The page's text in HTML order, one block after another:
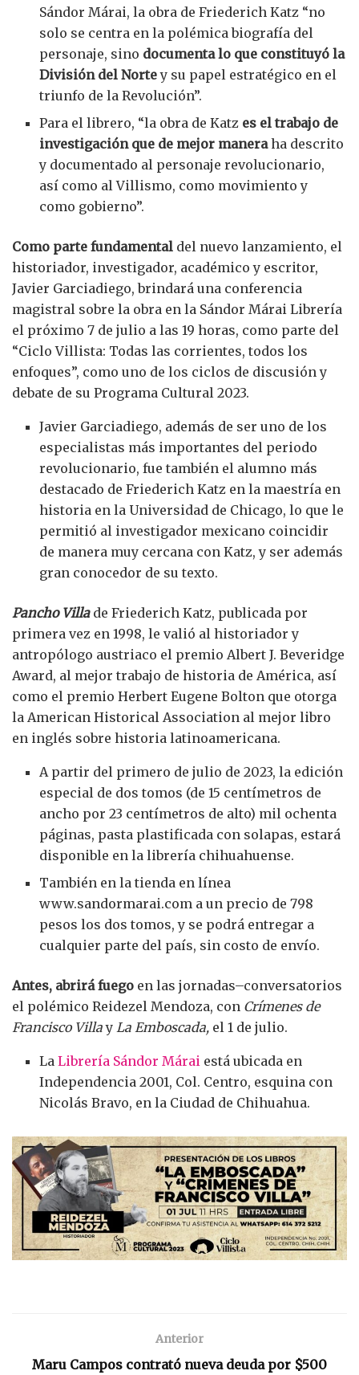
Sándor Márai, la obra de Friederich Katz “no
solo se centra en la polémica biografía del
personaje, sino documenta lo que constituyó la
División del Nortey su papel estratégico en el
triunfo de la Revolución”.
Para el librero, “la obra de Katz es el trabajo de
investigación que de mejor maneraha descrito
y documentado al personaje revolucionario,
así como al Villismo, como movimiento y
como gobierno”.
Como parte fundamental del nuevo lanzamiento, el
historiador, investigador, académico y escritor,
Javier Garciadiego, brindará una conferencia
magistral sobre la obra en la Sándor Márai Librería
el próximo 7 de julio a las 19 horas, como parte del
“Ciclo Villista: Todas las corrientes, todos los
enfoques”, como uno de los ciclos de discusión y
debate de su Programa Cultural 2023.
Javier Garciadiego, además de ser uno de los
especialistas más importantes del periodo
revolucionario, fue también el alumno más
destacado de Friederich Katz en la maestría en
historia en la Universidad de Chicago, lo que le
permitió al investigador mexicano coincidir
de manera muy cercana con Katz, y ser además
gran conocedor de su texto.
Pancho Villade Friederich Katz, publicada por
primera vez en 1998, le valió al historiador y
antropólogo austriaco el premio Albert J. Beveridge
Award, al mejor trabajo de historia de América, así
como el premio Herbert Eugene Bolton que otorga
la American Historical Association al mejor libro
en inglés sobre historia latinoamericana.
A partir del primero de julio de 2023, la edición
especial de dos tomos (de 15 centímetros de
ancho por 23 centímetros de alto) mil ochenta
páginas, pasta plastificada con solapas, estará
disponible en la librería chihuahuense.
También en la tienda en línea
www.sandormarai.com a un precio de 798
pesos los dos tomos, y se podrá entregar a
cualquier parte del país, sin costo de envío.
Antes, abrirá fuego en las jornadas–conversatorios
el polémico Reidezel Mendoza, con Crímenes de
Francisco Villay La Emboscada, el 1 de julio.
LaLibrería Sándor Márai está ubicada en
Independencia 2001, Col. Centro, esquina con
Nicolás Bravo, en la Ciudad de Chihuahua.
Anterior
Maru Campos contrató nueva deuda por $500